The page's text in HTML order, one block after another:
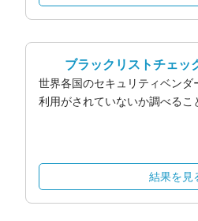
ブラックリストチェッ
世界各国のセキュリティベンダ
利用がされていないか調べるこ
結果を見